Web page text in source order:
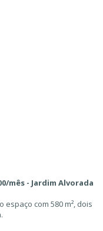
mês - Jardim Alvorada
com 580 m², dois